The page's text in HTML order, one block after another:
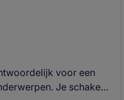
voor een
Je schakelt